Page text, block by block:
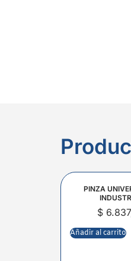
PINZA
$
Añadir al carrito